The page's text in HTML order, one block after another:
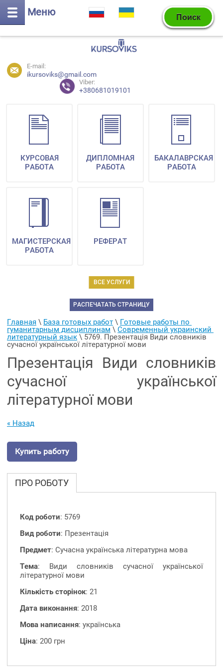
Меню
E-mail:
ikursoviks@gmail.com
Viber:
+380681019101
ВСЕ УСЛУГИ
КУРСОВАЯ
РАБОТА
ДИПЛОМНАЯ
РАБОТА
БАКАЛАВРСКАЯ
РАБОТА
МАГИСТЕРСКАЯ
РАБОТА
РЕФЕРАТ
РАСПЕЧАТАТЬ СТРАНИЦУ
Главная \ База готовых работ \ Готовые работы по
гуманитарным дисциплинам \ Современный украинский
литературный язык \ 5769. Презентація Види словників
сучасної української літературної мови
Презентація Види словників
сучасної української
літературної мови
« Назад
Купить работу
ПРО РОБОТУ
Код роботи: 5769
Вид роботи: Презентація
Предмет: Сучасна українська літературна мова
Тема: Види словників сучасної української
літературної мови
Кількість сторінок: 21
Дата виконання: 2018
Мова написання: українська
Ціна: 200 грн